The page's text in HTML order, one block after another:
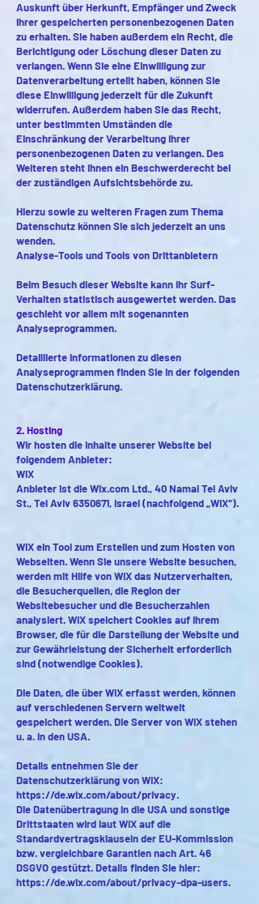
Auskunft über Herkunft, Empfänger und Zweck
Ihrer gespeicherten personenbezogenen Daten
zu erhalten. Sie haben außerdem ein Recht, die
Berichtigung oder Löschung dieser Daten zu
verlangen. Wenn Sie eine Einwilligung zur
Datenverarbeitung erteilt haben, können Sie
diese Einwilligung jederzeit für die Zukunft
widerrufen. Außerdem haben Sie das Recht,
unter bestimmten Umständen die
Einschränkung der Verarbeitung Ihrer
personenbezogenen Daten zu verlangen. Des
Weiteren steht Ihnen ein Beschwerderecht bei
der zuständigen Aufsichtsbehörde zu.
Hierzu sowie zu weiteren Fragen zum Thema
Datenschutz können Sie sich jederzeit an uns
wenden.
Analyse-Tools und Tools von Drittanbietern
Beim Besuch dieser Website kann Ihr Surf-
Verhalten statistisch ausgewertet werden. Das
geschieht vor allem mit sogenannten
Analyseprogrammen.
Detaillierte Informationen zu diesen
Analyseprogrammen finden Sie in der folgenden
Datenschutzerklärung.
2. Hosting
Wir hosten die Inhalte unserer Website bei
folgendem Anbieter:
WIX
Anbieter ist die Wix.com Ltd., 40 Namal Tel Aviv
St., Tel Aviv6350671, Israel (nachfolgend „WIX“).
WIX ein Tool zum Erstellen und zum Hosten von
Webseiten. Wenn Sie unsere Website besuchen,
werden mit Hilfe von WIX das Nutzerverhalten,
die Besucherquellen, die Region der
Websitebesucher und die Besucherzahlen
analysiert. WIX speichert Cookies auf Ihrem
Browser, die für die Darstellung der Website und
zur Gewährleistung der Sicherheit erforderlich
sind (notwendige Cookies).
Die Daten, die über WIX erfasst werden, können
auf verschiedenen Servern weltweit
gespeichert werden. Die Server von WIX stehen
u. a. in den USA.
Details entnehmen Sie der
Datenschutzerklärung von WIX:
https://de.wix.com/about/privacy.
Die Datenübertragung in die USA und sonstige
Drittstaaten wird laut WIX auf die
Standardvertragsklauseln der EU-Kommission
bzw. vergleichbare Garantien nach Art. 46
DSGVO gestützt. Details finden Sie hier:
https://de.wix.com/about/privacy-dpa-users.